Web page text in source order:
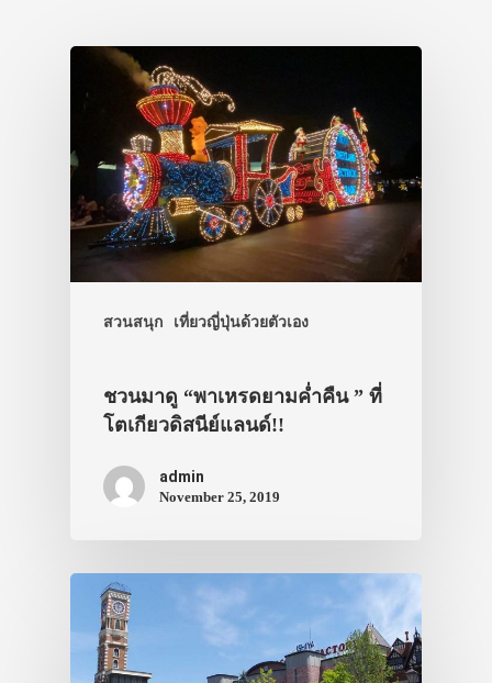
สวนสนุก เที่ยวญี่ปุ่นด้วยตัวเอง
ชวนมาดู “พาเหรดยามค่ำคืน ” ที่
โตเกียวดิสนีย์แลนด์!!
admin
November 25, 2019